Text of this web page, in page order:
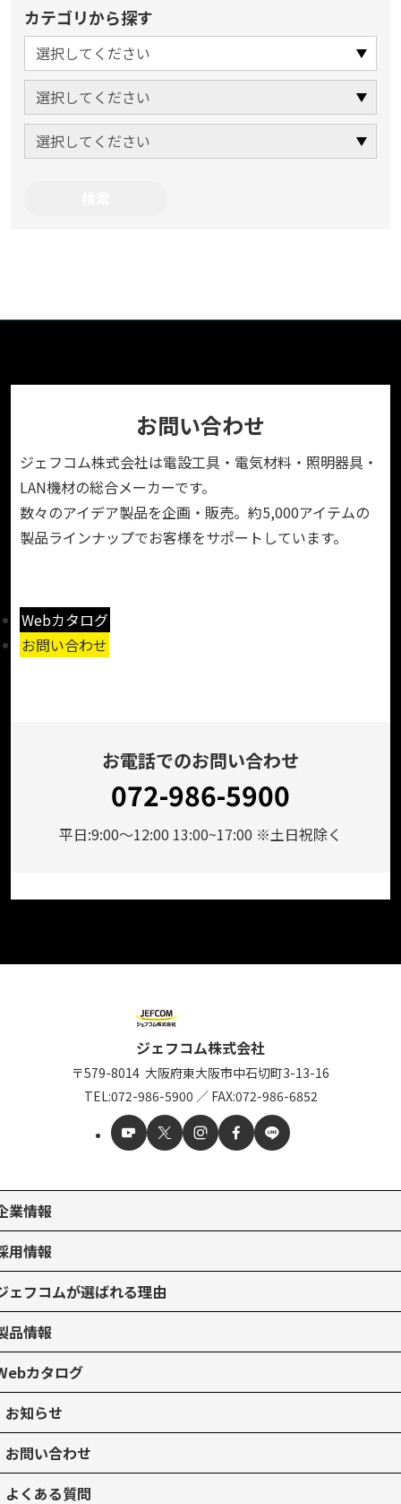
カテゴリから探す
お問い合わせ
ジェフコム株式会社は電設工具・電気材料・照明器具・
LAN機材の総合メーカーです。
数々のアイデア製品を企画・販売。約5,000アイテムの
製品ラインナップでお客様をサポートしています。
Webカタログ
お問い合わせ
お電話でのお問い合わせ
072-986-5900
平日:9:00～12:00 13:00~17:00 ※土日祝除く
ジェフコム株式会社
〒579-8014 大阪府東大阪市中石切町3-13-16
TEL:072-986-5900 ／ FAX:072-986-6852
業情報
用情報
ェフコムが選ばれる理由
品情報
カタログ
お知らせ
お問い合わせ
よくある質問